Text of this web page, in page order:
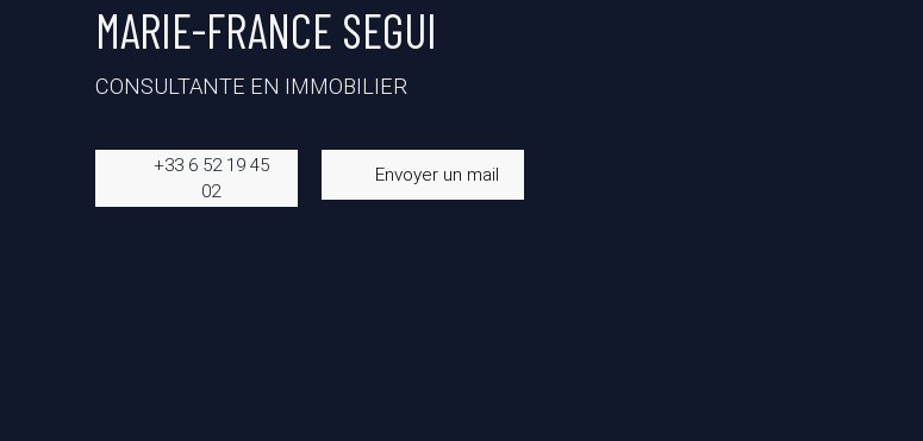
MARIE-FRANCE SEGUI
CONSULTANTE EN IMMOBILIER
+33 6 52 19 45
02
Envoyer un mail